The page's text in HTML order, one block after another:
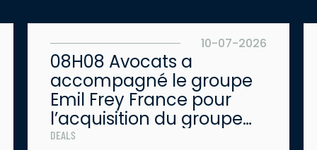
10-07-2026
08H08 Avocats a
accompagné le groupe
Emil Frey France pour
l’acquisition du groupe
Kertrucks
DEALS